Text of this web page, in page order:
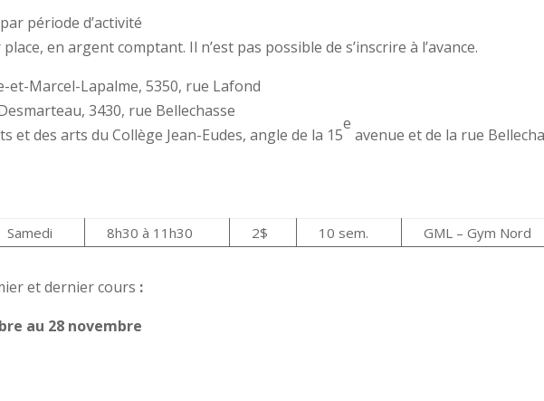
période d’activité
en argent comptant. Il n’est pas possible de s’inscrire à l’avance.
et-Marcel-Lapalme, 5350, rue Lafond
3430, rue Bellechasse
et des arts du Collège Jean-Eudes, angle de la 15
e
avenue et de la rue
Samedi 8h30 à 11h30 2$ 10 sem. GML – Gym Nord
et dernier cours :
au 28 novembre